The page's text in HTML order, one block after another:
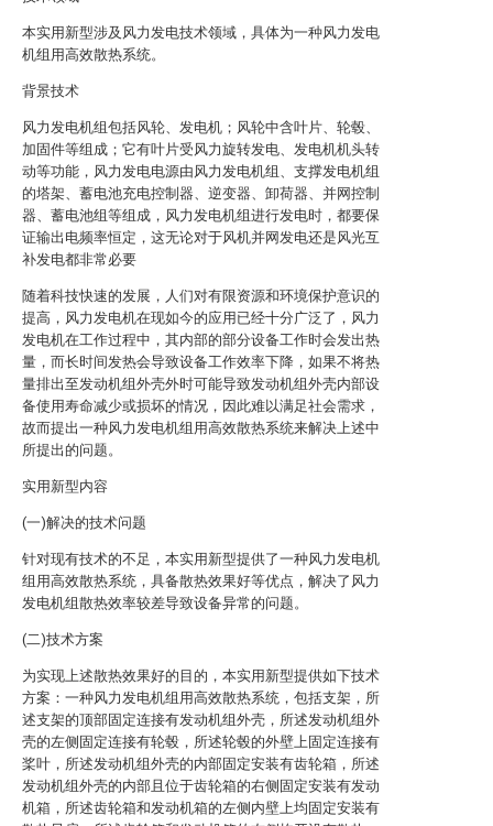
本实用新型涉及风力发电技术领域，具体为一种风力发电
机组用高效散热系统。
背景技术
风力发电机组包括风轮、发电机；风轮中含叶片、轮毂、
加固件等组成；它有叶片受风力旋转发电、发电机机头转
动等功能，风力发电电源由风力发电机组、支撑发电机组
的塔架、蓄电池充电控制器、逆变器、卸荷器、并网控制
器、蓄电池组等组成，风力发电机组进行发电时，都要保
证输出电频率恒定，这无论对于风机并网发电还是风光互
补发电都非常必要
随着科技快速的发展，人们对有限资源和环境保护意识的
提高，风力发电机在现如今的应用已经十分广泛了，风力
发电机在工作过程中，其内部的部分设备工作时会发出热
量，而长时间发热会导致设备工作效率下降，如果不将热
量排出至发动机组外壳外时可能导致发动机组外壳内部设
备使用寿命减少或损坏的情况，因此难以满足社会需求，
故而提出一种风力发电机组用高效散热系统来解决上述中
所提出的问题。
实用新型内容
(一)解决的技术问题
针对现有技术的不足，本实用新型提供了一种风力发电机
组用高效散热系统，具备散热效果好等优点，解决了风力
发电机组散热效率较差导致设备异常的问题。
(二)技术方案
为实现上述散热效果好的目的，本实用新型提供如下技术
方案：一种风力发电机组用高效散热系统，包括支架，所
述支架的顶部固定连接有发动机组外壳，所述发动机组外
壳的左侧固定连接有轮毂，所述轮毂的外壁上固定连接有
桨叶，所述发动机组外壳的内部固定安装有齿轮箱，所述
发动机组外壳的内部且位于齿轮箱的右侧固定安装有发动
机箱，所述齿轮箱和发动机箱的左侧内壁上均固定安装有